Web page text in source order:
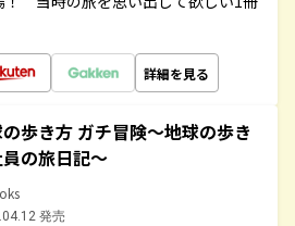
詳細を見る
歩き方 ガチ冒険～地球の歩き
の旅日記～
発売